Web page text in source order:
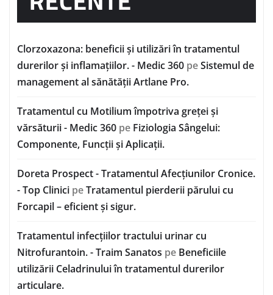
Clorzoxazona: beneficii și utilizări în tratamentul
durerilor și inflamațiilor. - Medic 360 peSistemul de
management al sănătății Artlane Pro.
Tratamentul cu Motilium împotriva greței și
vărsăturii - Medic 360 pe Fiziologia Sângelui:
Componente, Funcții și Aplicații.
Doreta Prospect - Tratamentul Afecțiunilor Cronice.
- Top Clinici peTratamentul pierderii părului cu
Forcapil – eficient și sigur.
Tratamentul infecțiilor tractului urinar cu
Nitrofurantoin. - Traim Sanatos pe Beneficiile
utilizării Celadrinului în tratamentul durerilor
articulare.